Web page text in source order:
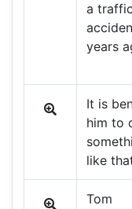
a traffic
years
It is
him to
like
Tom